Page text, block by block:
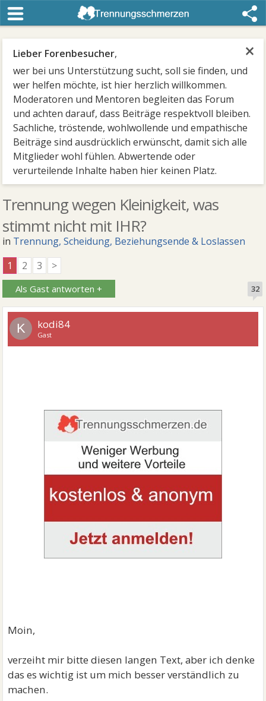
×
Lieber Forenbesucher,
wer bei uns Unterstützung sucht, soll sie finden, und
wer helfen möchte, ist hier herzlich willkommen.
Moderatoren und Mentoren begleiten das Forum
und achten darauf, dass Beiträge respektvoll bleiben.
Sachliche, tröstende, wohlwollende und empathische
Beiträge sind ausdrücklich erwünscht, damit sich alle
Mitglieder wohl fühlen. Abwertende oder
verurteilende Inhalte haben hier keinen Platz.
Trennung wegen Kleinigkeit, was
stimmt nicht mit IHR?
in Trennung, Scheidung, Beziehungsende & Loslassen
1
2 3 >
Als Gast antworten + 32
K kodi84
Gast
Moin,
verzeiht mir bitte diesen langen Text, aber ich denke
das es wichtig ist um mich besser verständlich zu
machen.